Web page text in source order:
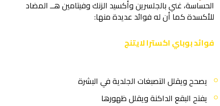
الحساسة، غني بالجلسرين وأكسيد الزنك وفيتامين هــ المضاد
للأكسدة كما أن له فوائد عديدة منها:
فوائد بوباي اكسترا لايتنج
يصحح ويقلل التصبغات الجلدية في البشرة
يفتح البقع الداكنة ويقلل ظهورها